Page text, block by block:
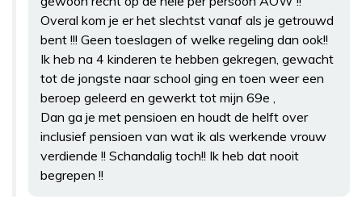
Overal kom je er het slechtst vanaf als je getrouwd
bent !!! Geen toeslagen of welke regeling dan ook!!
Ik heb na 4 kinderen te hebben gekregen, gewacht
tot de jongste naar school ging en toen weer een
beroep geleerd en gewerkt tot mijn 69e ,
Dan ga je met pensioen en houdt de helft over
inclusief pensioen van wat ik als werkende vrouw
verdiende !! Schandalig toch!! Ik heb dat nooit
begrepen !!